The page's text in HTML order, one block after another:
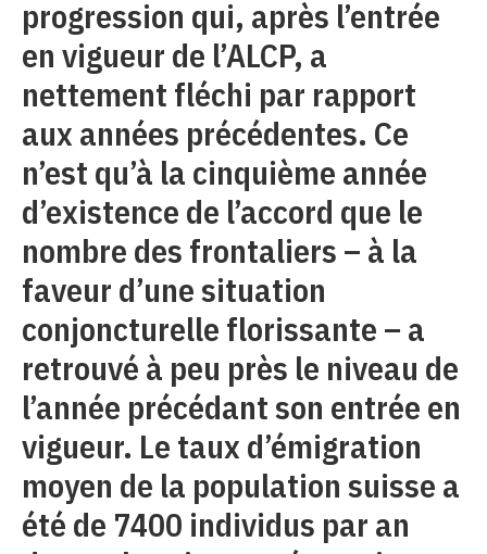
progression qui, après l’entrée
en vigueur de l’ALCP, a
nettement fléchi par rapport
aux années précédentes. Ce
n’est qu’à la cinquième année
d’existence de l’accord que le
nombre des frontaliers – à la
faveur d’une situation
conjoncturelle florissante – a
retrouvé à peu près le niveau de
l’année précédant son entrée en
vigueur. Le taux d’émigration
moyen de la population suisse a
été de 7400 individus par an